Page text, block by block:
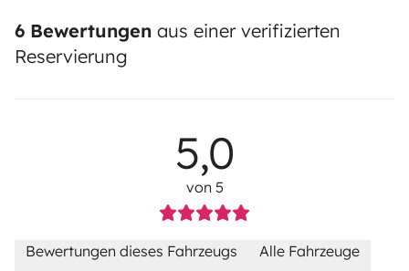
6 Bewertungen aus einer verifizierten
Reservierung
5,0
von 5
Bewertungen dieses Fahrzeugs Alle Fahrzeuge